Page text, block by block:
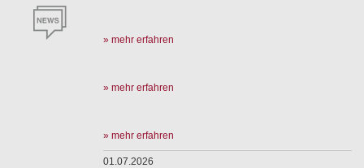
» mehr erfahren
» mehr erfahren
» mehr erfahren
01.07.2026